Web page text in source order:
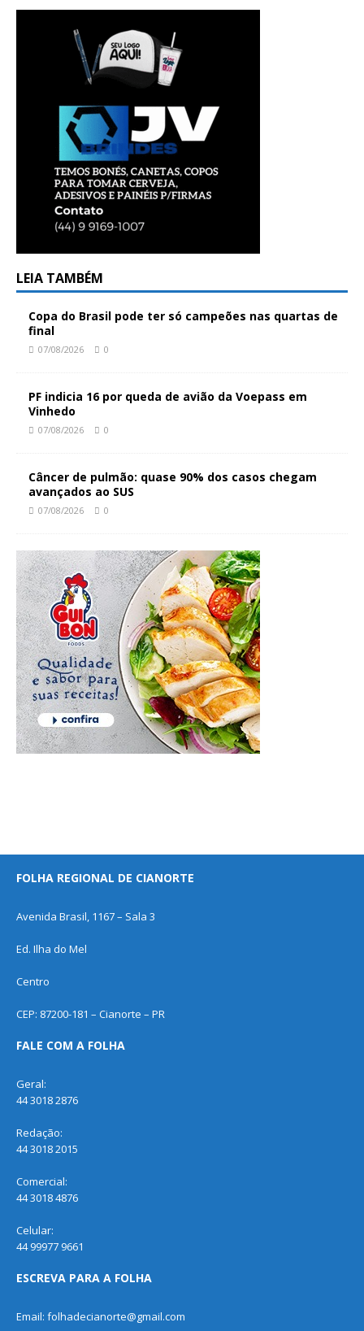
LEIA TAMBÉM
Copa do Brasil pode ter só campeões nas quartas de
final
07/08/2026 0
PF indicia 16 por queda de avião da Voepass em
Vinhedo
07/08/2026 0
Câncer de pulmão: quase 90% dos casos chegam
avançados ao SUS
07/08/2026 0
FOLHA REGIONAL DE CIANORTE
Avenida Brasil, 1167 – Sala 3
Ed. Ilha do Mel
Centro
CEP: 87200-181 – Cianorte – PR
FALE COM A FOLHA
Geral:
44 3018 2876
Redação:
44 3018 2015
Comercial:
44 3018 4876
Celular:
44 99977 9661
ESCREVA PARA A FOLHA
Email: folhadecianorte@gmail.com